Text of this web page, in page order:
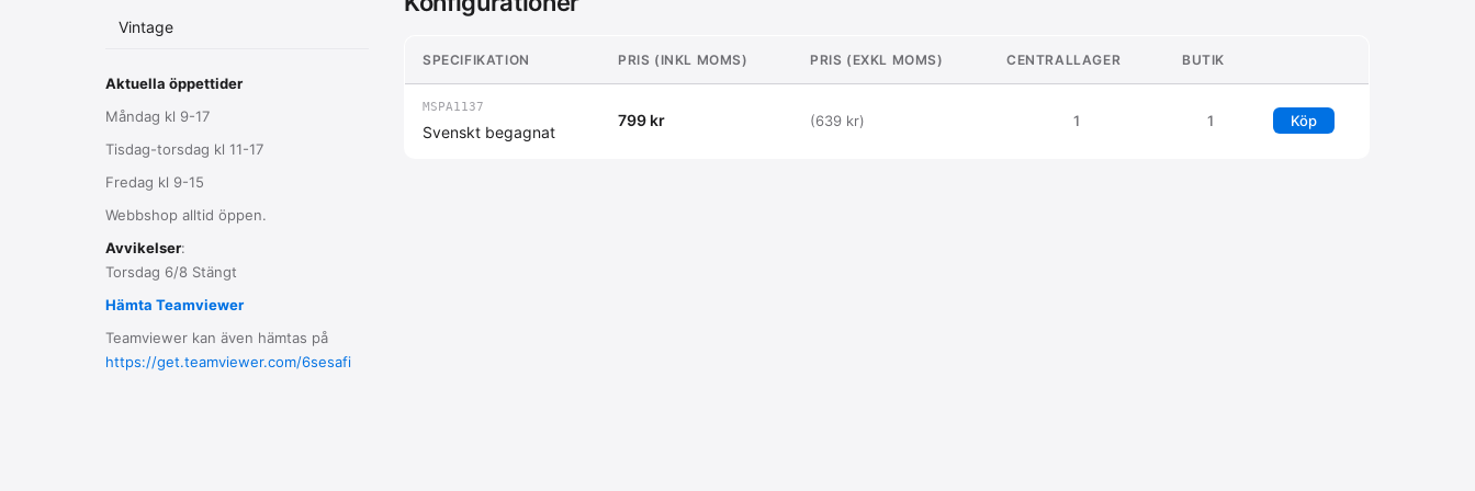
Vintage
Aktuella öppettider
Måndag kl 9-17
Tisdag-torsdag kl 11-17
Fredag kl 9-15
Webbshop alltid öppen.
Avvikelser:
Torsdag 6/8 Stängt
Hämta Teamviewer
Teamviewer kan även hämtas på
https://get.teamviewer.com/6sesafi
SPECIFIKATION PRIS (INKL MOMS) PRIS (EXKL MOMS) CENTRALLAGER BUTIK
MSPA1137
Svenskt begagnat
799 kr (639 kr) 1 1 Köp